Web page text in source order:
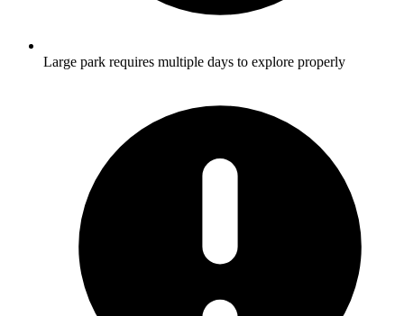
Large park requires multiple days to explore properly